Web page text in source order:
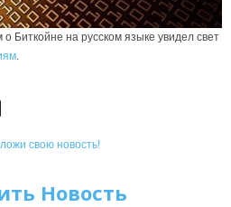
Биткойне на русском языке увидел свет
Новость